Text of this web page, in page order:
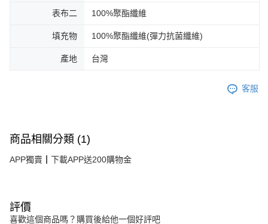
表布二 100%聚酯纖維
填充物 100%聚酯纖維(彈力抗菌纖維)
產地 台灣
客服
商品相關分類 (1)
APP獨賣┃下載APP送200購物金
評價
喜歡這個商品嗎？購買後給他一個好評吧